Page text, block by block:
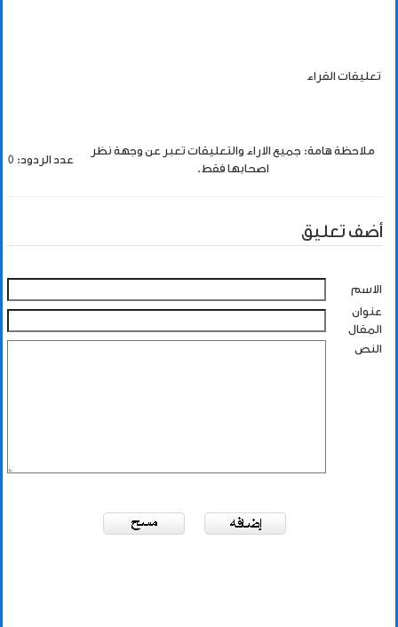
تعليقات القراء
ملاحظة هامة: جميع الاراء والتعليقات تعبر عن وجهة نظر
اصحابها فقط.
عدد الردود: 0
أضف تعليق
الاسم
عنوان
المقال
النص